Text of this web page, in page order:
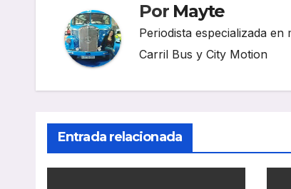
Por Mayte
Periodista especializada
Carril Bus y City Motion
Entrada relacionada